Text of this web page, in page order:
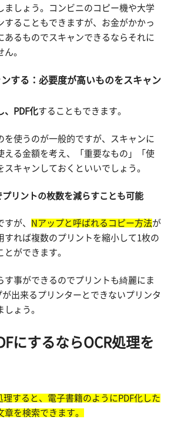
ましょう。コンビニのコピー機や大学
することもできますが、お金がかかっ
あるものでスキャンできるならそれに
。
する：必要度が高いものをスキャン
、PDF化することもできます。
を使うのが一般的ですが、スキャンに
える金額を考え、「重要なもの」「使
スキャンしておくといいでしょう。
プリントの枚数を減らすことも可能
が、 Nアップと呼ばれるコピー方法が
すれば複数のプリントを縮小して1枚の
ができます。
す事ができるのでプリントも綺麗にま
出来るプリンターとできないプリンタ
ょう。
にするならOCR処理を
理すると、電子書籍のようにPDF化した
章を検索できます。